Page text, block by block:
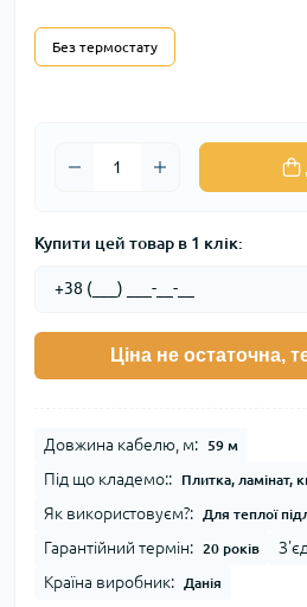
Без термостату
Купити цей товар в 1 клік:
Ціна не остаточна,
Довжина кабелю, м: 59 м
Під що кладемо:: Плитка, ламінат,
Як використовуєм?: Для теплої
Гарантійний термін: 20 років
Країна виробник: Данія